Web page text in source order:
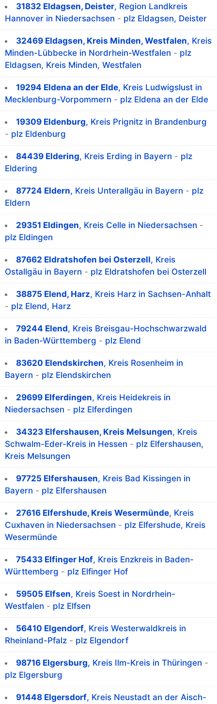
31832 Eldagsen, Deister, Region Landkreis
Hannover in Niedersachsen - plz Eldagsen, Deister
32469 Eldagsen, Kreis Minden, Westfalen, Kreis
Minden-Lübbecke in Nordrhein-Westfalen - plz
Eldagsen, Kreis Minden, Westfalen
19294 Eldena an der Elde, Kreis Ludwigslust in
Mecklenburg-Vorpommern - plz Eldena an der Elde
19309 Eldenburg, Kreis Prignitz in Brandenburg
- plz Eldenburg
84439 Eldering, Kreis Erding in Bayern - plz
Eldering
87724 Eldern, Kreis Unterallgäu in Bayern - plz
Eldern
29351 Eldingen, Kreis Celle in Niedersachsen -
plz Eldingen
87662 Eldratshofen bei Osterzell, Kreis
Ostallgäu in Bayern - plz Eldratshofen bei Osterzell
38875 Elend, Harz, Kreis Harz in Sachsen-Anhalt
- plz Elend, Harz
79244 Elend, Kreis Breisgau-Hochschwarzwald
in Baden-Württemberg - plz Elend
83620 Elendskirchen, Kreis Rosenheim in
Bayern - plz Elendskirchen
29699 Elferdingen, Kreis Heidekreis in
Niedersachsen - plz Elferdingen
34323 Elfershausen, Kreis Melsungen, Kreis
Schwalm-Eder-Kreis in Hessen - plz Elfershausen,
Kreis Melsungen
97725 Elfershausen, Kreis Bad Kissingen in
Bayern - plz Elfershausen
27616 Elfershude, Kreis Wesermünde, Kreis
Cuxhaven in Niedersachsen - plz Elfershude, Kreis
Wesermünde
75433 Elfinger Hof, Kreis Enzkreis in Baden-
Württemberg - plz Elfinger Hof
59505 Elfsen, Kreis Soest in Nordrhein-
Westfalen - plz Elfsen
56410 Elgendorf, Kreis Westerwaldkreis in
Rheinland-Pfalz - plz Elgendorf
98716 Elgersburg, Kreis Ilm-Kreis in Thüringen -
plz Elgersburg
91448 Elgersdorf, Kreis Neustadt an der Aisch-